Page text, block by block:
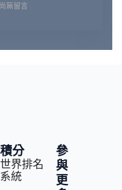
尚無留言
積分
世界排名
系統
參
與
更